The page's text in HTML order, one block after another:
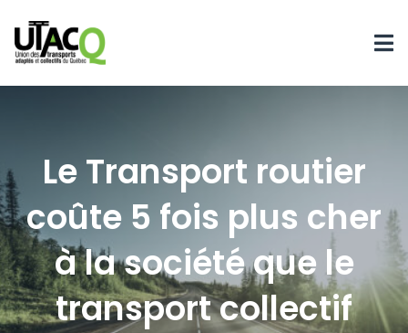
Le Transport routier
coûte 5 fois plus cher
à la société que le
transport collectif